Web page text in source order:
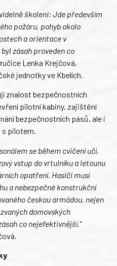
školeni: Jde především
požáru, pohyb okolo
a orientace v
zásah proveden co
Lenka Krejčová,
jednotky ve Kbelích.
znalost bezpečnostních
pilotní kabiny, zajištění
bezpečnostních pásů, ale i
s pilotem.
se během cvičení učí,
vstup do vrtulníku a letounu
opatření. Hasiči musí
a nebezpečné konstrukční
českou armádou, nejen
domovských
co nejefektivnější,“